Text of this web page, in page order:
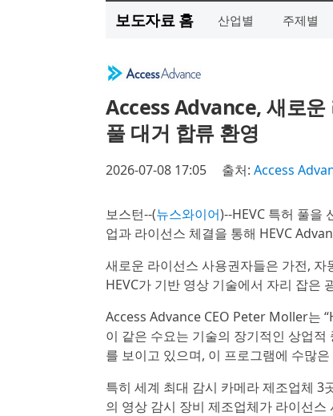
보도자료 홈 산업별 주제별
Access Advance, 새로운
풀 대거 합류 환영
2026-07-08 17:05 출처: Access
보스턴--(뉴스와이어)--HEVC 특허 풀을
업과 라이선스 체결을 통해 HEVC
새로운 라이선스 사용권자들은 가전,
HEVC가 기반 영상 기술에서 자리 잡은
Access Advance CEO Peter Moller는
이 같은 수요는 기술의 장기적인 상업적
를 보이고 있으며, 이 프로그램에 수많
특히 세계 최대 감시 카메라 제조업체 3
의 영상 감시 장비 제조업체가 라이선